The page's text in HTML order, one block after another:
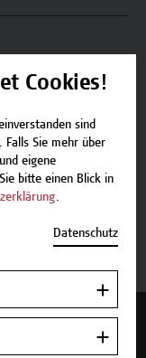
Cookies!
sind
Sie mehr über
eigene
bitte einen Blick in
.
Datenschutz